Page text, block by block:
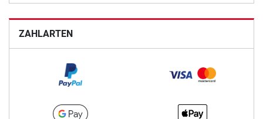
ZAHLARTEN